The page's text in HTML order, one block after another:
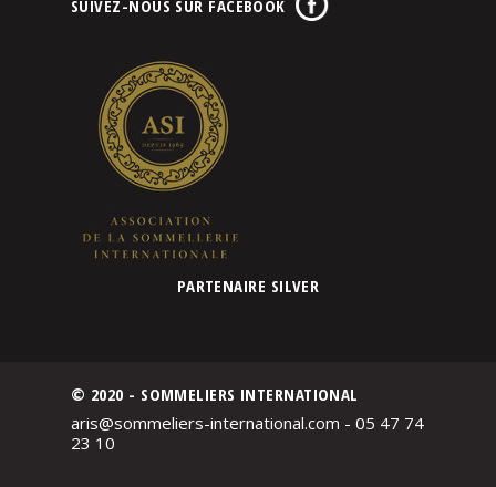
SUIVEZ-NOUS SUR FACEBOOK
PARTENAIRE SILVER
© 2020 - SOMMELIERS INTERNATIONAL
aris@sommeliers-international.com - 05 47 74
23 10